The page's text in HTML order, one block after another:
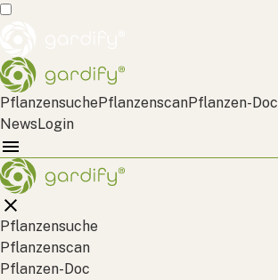
PflanzensuchePflanzenscanPflanzen-Doc
NewsLogin
Pflanzensuche
Pflanzenscan
Pflanzen-Doc